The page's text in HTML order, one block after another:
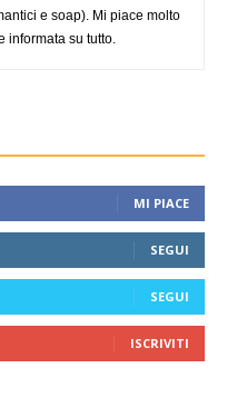
e soap). Mi piace molto
informata su tutto.
MI PIACE
SEGUI
SEGUI
ISCRIVITI